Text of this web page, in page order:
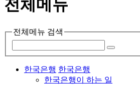
전체메뉴
전체메뉴 검색
한국은행 한국은행
한국은행이 하는 일